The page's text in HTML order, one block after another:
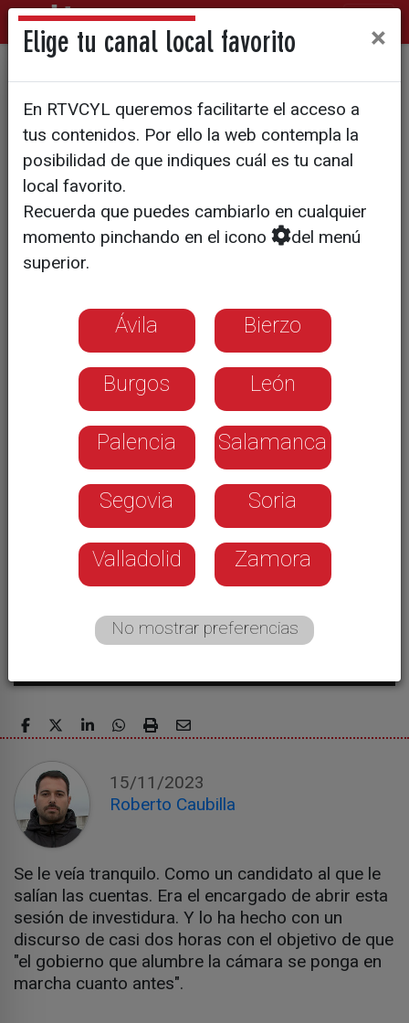
Sánchez defiende "el interés
general" de la amnistía y se
presenta como "el muro" que
frena a las derechas
candidato a la investidura ha sacado
pecho de los avances, ha prometido
nuevas ayudas sociales y ha defendido
abiertamente la amnistía como el
"interés general" para estabilizar la
convivencia
15/11/2023
Roberto Caubilla
Se le veía tranquilo. Como un candidato al que le
salían las cuentas. Era el encargado de abrir esta
sesión de investidura. Y lo ha hecho con un
discurso de casi dos horas con el objetivo de que
"el gobierno que alumbre la cámara se ponga en
marcha cuanto antes".
Elige tu canal local favorito ×
En RTVCYL queremos facilitarte el acceso a
tus contenidos. Por ello la web contempla la
posibilidad de que indiques cuál es tu canal
local favorito.
Recuerda que puedes cambiarlo en cualquier
momento pinchando en el icono
del menú
superior.
Ávila Bierzo
Burgos León
Palencia Salamanca
Segovia Soria
Valladolid Zamora
No mostrar preferencias